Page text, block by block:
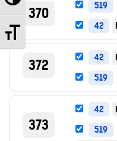
Zmień
370 519
42
372 42
519
373
42
519